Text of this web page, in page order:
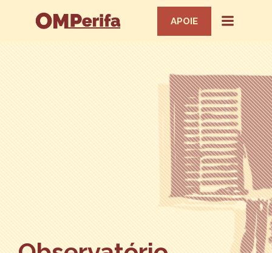
APOIE